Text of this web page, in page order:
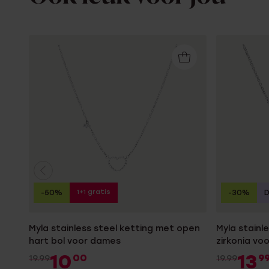
Myla stainless steel ketting met open
hart bol voor dames
19.9910 00
-50% 1+1 gratis
Myla
zirkonia
19.9913
-30%